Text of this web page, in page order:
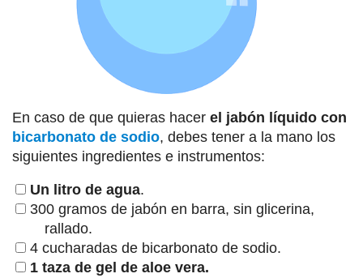
En caso de que quieras hacer el jabón líquido con
bicarbonato de sodio, debes tener a la mano los
siguientes ingredientes e instrumentos:
Un litro de agua.
300 gramos de jabón en barra, sin glicerina,
rallado.
4 cucharadas de bicarbonato de sodio.
1 taza de gel de aloe vera.